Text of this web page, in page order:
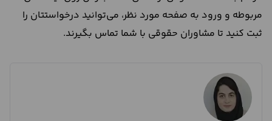
مربوطه و ورود به صفحه مورد نظر، می‌توانید درخواستتان را
ثبت کنید تا مشاوران حقوقی با شما تماس بگیرند.